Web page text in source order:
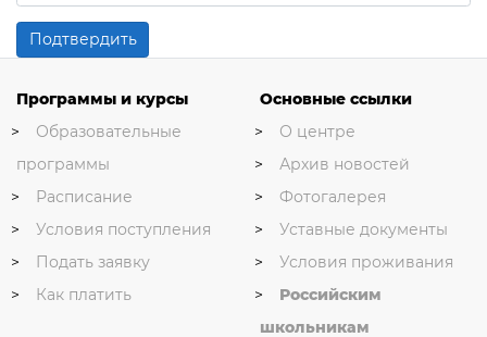
Подтвердить
Программы и курсы
Образовательные
программы
Расписание
Условия поступления
Подать заявку
Как платить
Основные ссылки
О центре
Архив новостей
Фотогалерея
Уставные документы
Условия проживания
Российским
школьникам